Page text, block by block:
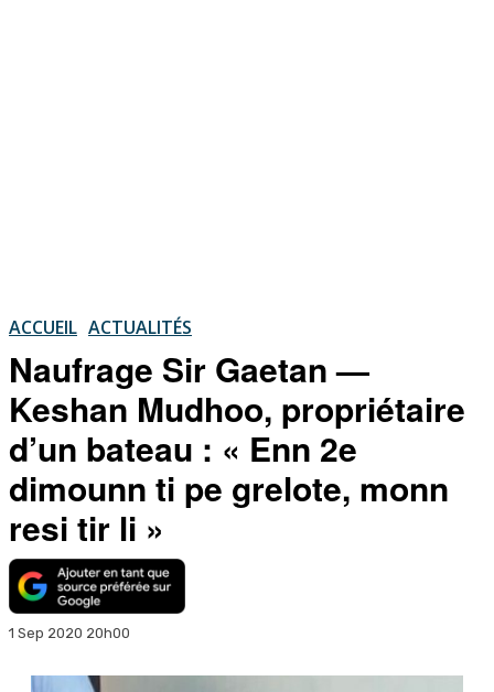
ACCUEIL ACTUALITÉS
Naufrage Sir Gaetan —
Keshan Mudhoo, propriétaire
d’un bateau : « Enn 2e
dimounn ti pe grelote, monn
resi tir li »
1 Sep 2020 20h00